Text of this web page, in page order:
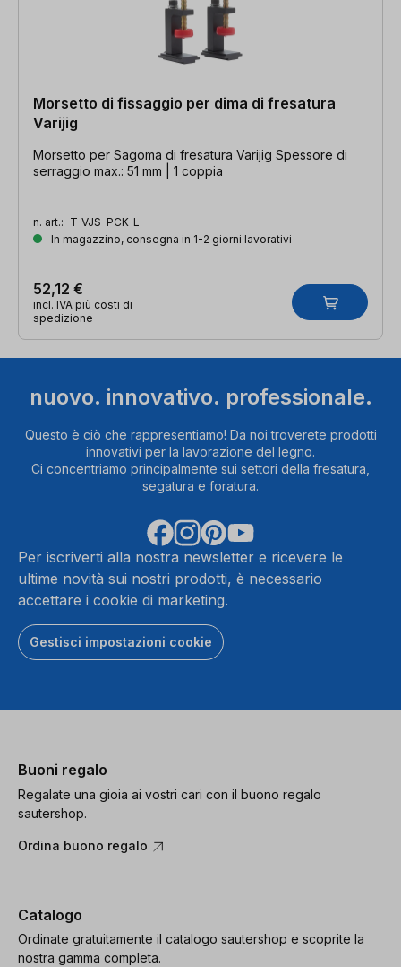
Morsetto di fissaggio per dima di fresatura
Varijig
Morsetto per Sagoma di fresatura Varijig Spessore di
serraggio max.: 51 mm | 1 coppia
n. art.: T-VJS-PCK-L
In magazzino, consegna in 1-2 giorni lavorativi
52,12 €
incl. IVA più costi di
spedizione
nuovo. innovativo. professionale.
Questo è ciò che rappresentiamo! Da noi troverete prodotti
innovativi per la lavorazione del legno.
Ci concentriamo principalmente sui settori della fresatura,
segatura e foratura.
Per iscriverti alla nostra newsletter e ricevere le
ultime novità sui nostri prodotti, è necessario
accettare i cookie di marketing.
Gestisci impostazioni cookie
Buoni regalo
Regalate una gioia ai vostri cari con il buono regalo
sautershop.
Ordina buono regalo
Catalogo
Ordinate gratuitamente il catalogo sautershop e scoprite la
nostra gamma completa.